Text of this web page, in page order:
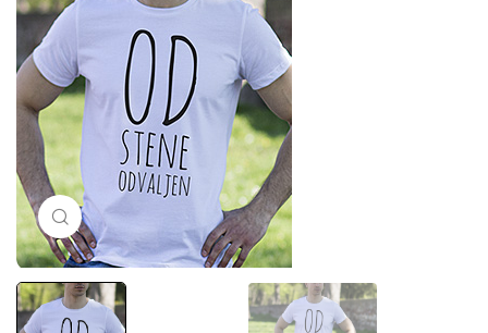
Click to enlarge